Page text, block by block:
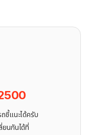
ชี้แนะได้ครับ
นกันได้ที่